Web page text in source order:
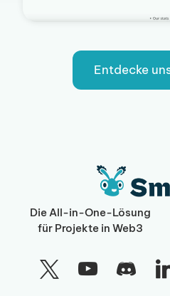
Entdecke
Die All-in-One-Lösung
für Projekte in Web3